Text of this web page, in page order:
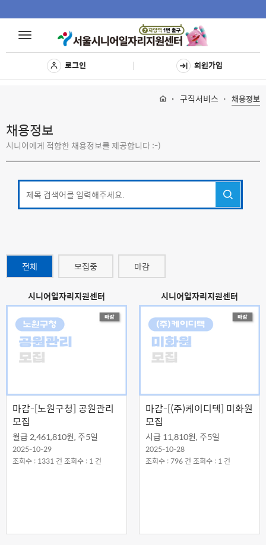
Toggle
navigation
로그인 회원가입
구직서비스 채용정보
채용정보
시니어에게 적합한 채용정보를 제공합니다 :-)
전체 모집중 마감
시니어일자리지원센터
마감-[노원구청] 공원관리
모집
월급 2,461,810원, 주5일
2025-10-29
조회수 : 1331 건 조회수 : 1 건
시니어일자리지원센터
마감-[(주)케이디텍] 미화원
모집
시급 11,810원, 주5일
2025-10-28
조회수 : 796 건 조회수 : 1 건